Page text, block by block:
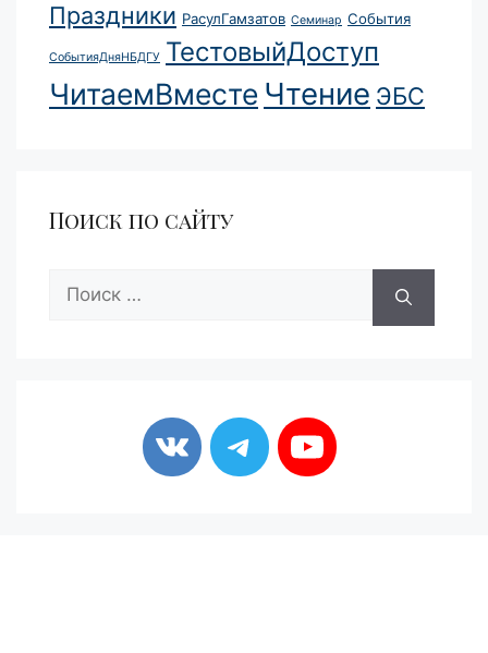
Праздники РасулГамзатов Семинар События
СобытияДняНБДГУ ТестовыйДоступ
ЧитаемВместе Чтение ЭБС
Поиск по сайту
Поиск: